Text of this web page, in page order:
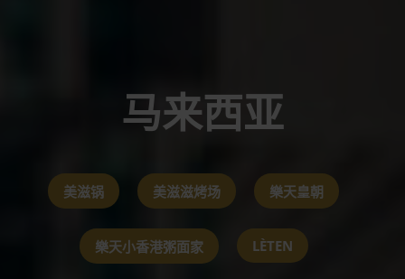
马来西亚
美滋锅 美滋滋烤场 樂天皇朝
樂天小香港粥面家 LÈTEN